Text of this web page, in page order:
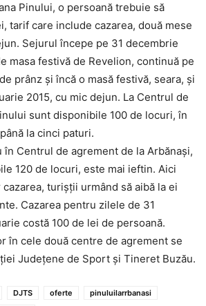
Pinului, o persoană trebuie să
tarif care include cazarea, două mese
Sejurul începe pe 31 decembrie
masa festivă de Revelion, continuă pe
prânz şi încă o masă festivă, seara, şi
2015, cu mic dejun. La Centrul de
sunt disponibile 100 de locuri, în
la cinci paturi.
în Centrul de agrement de la Arbănaşi,
120 de locuri, este mai ieftin. Aici
turişţii urmând să aibă la ei
Cazarea pentru zilele de 31
costă 100 de lei de persoană.
în cele două centre de agrement se
Judeţene de Sport şi Tineret Buzău.
DJTS oferte
pinuluilarrbanasi